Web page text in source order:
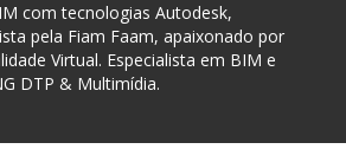
com tecnologias Autodesk,
pela Fiam Faam, apaixonado por
Virtual. Especialista em BIM e
DTP & Multimídia.